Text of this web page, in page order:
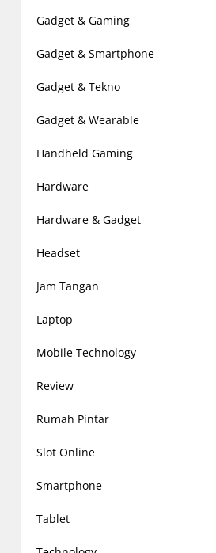
Gadget & Gaming
Gadget & Smartphone
Gadget & Tekno
Gadget & Wearable
Handheld Gaming
Hardware
Hardware & Gadget
Headset
Jam Tangan
Laptop
Mobile Technology
Review
Rumah Pintar
Slot Online
Smartphone
Tablet